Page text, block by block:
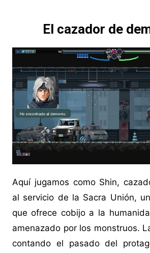
El cazador de
Aquí jugamos como Shin,
al servicio de la Sacra Unión,
que ofrece cobijo a la
amenazado por los monstruos.
contando el pasado del